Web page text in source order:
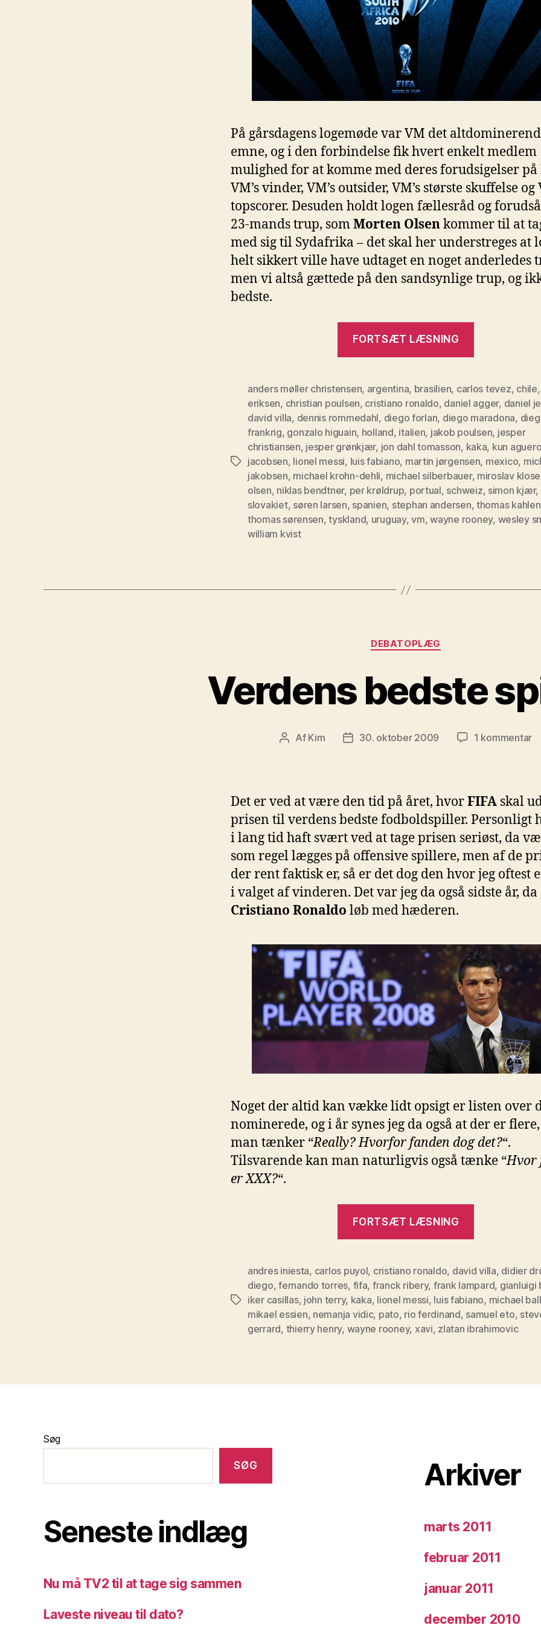
På gårsdagens logemøde var VM det
emne, og i den forbindelse fik hvert enkelt medlem
mulighed for at komme med deres forudsigelser på
VM’s vinder, VM’s outsider, VM’s største skuffelse og
topscorer. Desuden holdt logen fællesråd og
23-mands trup, somMorten Olsenkommer til at
med sig til Sydafrika – det skal her understreges at
helt sikkert ville have udtaget en noget anderledes
men vi altså gættede på den sandsynlige trup, og
bedste.
FORTSÆT LÆSNING
–
Tags
anders møller christensen, argentina, brasilien, carlos tevez, chile,
eriksen, christian poulsen, cristiano ronaldo, daniel agger, daniel
david villa, dennis rommedahl, diego forlan, diego maradona,
frankrig, gonzalo higuain, holland, italien, jakob poulsen, jesper
christiansen, jesper grønkjær, jon dahl tomasson, kaka, kun aguero
jacobsen, lionel messi, luis fabiano, martin jørgensen, mexico,
jakobsen, michael krohn-dehli, michael silberbauer, miroslav klose
olsen, niklas bendtner, per krøldrup, portual, schweiz, simon kjær,
slovakiet, søren larsen, spanien, stephan andersen,thomas
thomas sørensen,tyskland, uruguay,vm,wayne rooney, wesley
william kvist
Kategorier
DEBATOPLÆG
Verdens bedste
Indlægsforfatter
Af Kim Indlægsdato
30. oktober 2009 1 kommentartil
Det er ved at være den tid på året, hvorFIFA skal
prisen til verdens bedste fodboldspiller. Personligt
i lang tid haft svært ved at tage prisen seriøst, da
som regel lægges på offensive spillere, men af de
der rent faktisk er, så er det dog den hvor jeg oftest
i valget af vinderen. Det var jeg da også sidste år, da
Cristiano Ronaldo løb med hæderen.
Noget der altid kan vække lidt opsigt er listen over
nominerede, og i år synes jeg da også at der er
man tænker “Really? Hvorfor fanden dog det?“.
Tilsvarende kan man naturligvis også tænke “Hvor
er XXX?“.
FORTSÆT LÆSNING
Tags
andres iniesta, carlos puyol, cristiano ronaldo, david villa, didier
diego,fernando torres, fifa, franck ribery, frank lampard, gianluigi
iker casillas, john terry, kaka, lionel messi, luis fabiano, michael
mikael essien, nemanja vidic, pato, rio ferdinand, samuel eto,
gerrard, thierry henry, wayne rooney, xavi, zlatan ibrahimovic
Søg
SØG
Seneste indlæg
Nu må TV2 til at tage sig sammen
Laveste niveau til dato?
Arkiver
marts 2011
februar 2011
januar 2011
december 2010